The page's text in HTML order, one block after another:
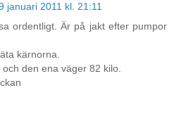
januari 2011 kl. 21:11
ordentligt. Är på jakt efter pumpor
kärnorna.
den ena väger 82 kilo.